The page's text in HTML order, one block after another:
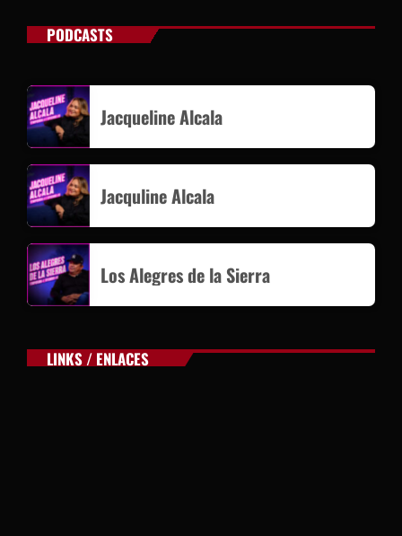
PODCASTS
Jacqueline Alcala
Jacquline Alcala
Los Alegres de la Sierra
LINKS / ENLACES